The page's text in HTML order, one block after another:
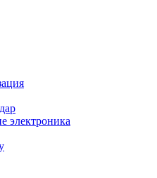
электроника